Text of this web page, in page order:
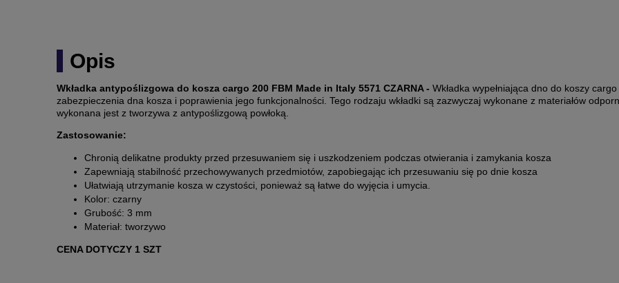
Opis
Wkładka antypoślizgowa do kosza cargo 200 FBM Made in Italy 5571 CZARNA - Wkładka wypełniająca dno do koszy
zabezpieczenia dna kosza i poprawienia jego funkcjonalności. Tego rodzaju wkładki są zazwyczaj wykonane z materiałów
wykonana jest z tworzywa z antypoślizgową powłoką.
Zastosowanie:
Chronią delikatne produkty przed przesuwaniem się i uszkodzeniem podczas otwierania i zamykania kosza
Zapewniają stabilność przechowywanych przedmiotów, zapobiegając ich przesuwaniu się po dnie kosza
Ułatwiają utrzymanie kosza w czystości, ponieważ są łatwe do wyjęcia i umycia.
Kolor: czarny
Grubość: 3 mm
Materiał: tworzywo
CENA DOTYCZY 1 SZT